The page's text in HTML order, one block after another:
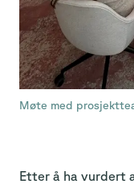
Møte med
Etter å ha vurdert